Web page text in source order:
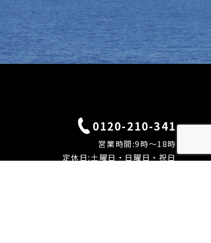
0120-210-341
営業時間:9時〜18時
定休日:土曜日・日曜日・祝日